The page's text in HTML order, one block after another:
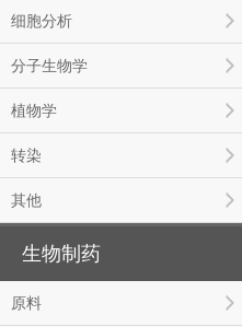
细胞分析
分子生物学
植物学
转染
其他
生物制药
原料